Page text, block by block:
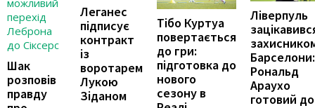
Шак
розповів
правду
Леганес
підписує
контракт
із
воротарем
Лукою
Зіданом
Тібо Куртуа
повертається
до гри:
підготовка до
нового
сезону в
Ліверпуль
Барселони:
Рональд
Араухо
готовий до